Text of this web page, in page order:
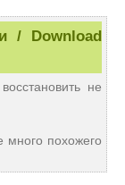
/ Download
не
много похожего